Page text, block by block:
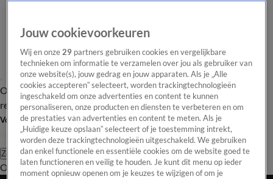
Overzicht Laatste nieuws Regionieuws Het beste van Hart
Tip de
redactie
Volg Hart van Nederland
Zoeken
OverzichtRegioUitzendingenWeerTip de redactiePanelVideo's
Jouw cookievoorkeuren
Wij en onze29 partners gebruiken cookies en vergelijkbare
technieken om informatie te verzamelen over jou als gebruiker van
onze website(s), jouw gedrag en jouw apparaten. Als je „Alle
cookies accepteren” selecteert, worden trackingtechnologieën
ingeschakeld om onze advertenties en content te kunnen
personaliseren, onze producten en diensten te verbeteren en om
de prestaties van advertenties en content te meten. Als je
„Huidige keuze opslaan” selecteert of je toestemming intrekt,
worden deze trackingtechnologieën uitgeschakeld. We gebruiken
dan enkel functionele en essentiële cookies om de website goed te
laten functioneren en veilig te houden. Je kunt dit menu op ieder
moment opnieuw openen om je keuzes te wijzigen of om je